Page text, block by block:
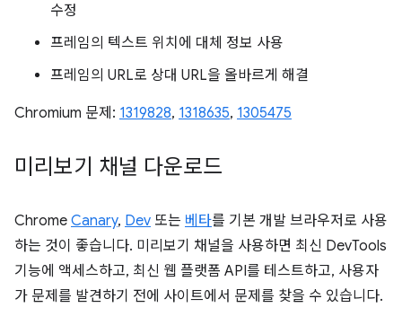
수정
프레임의 텍스트 위치에 대체 정보 사용
프레임의 URL로 상대 URL을 올바르게 해결
Chromium 문제: 1319828, 1318635, 1305475
미리보기 채널 다운로드
Chrome Canary, Dev 또는 베타를 기본 개발 브라우저로 사용
하는 것이 좋습니다. 미리보기 채널을 사용하면 최신 DevTools
기능에 액세스하고, 최신 웹 플랫폼 API를 테스트하고, 사용자
가 문제를 발견하기 전에 사이트에서 문제를 찾을 수 있습니다.